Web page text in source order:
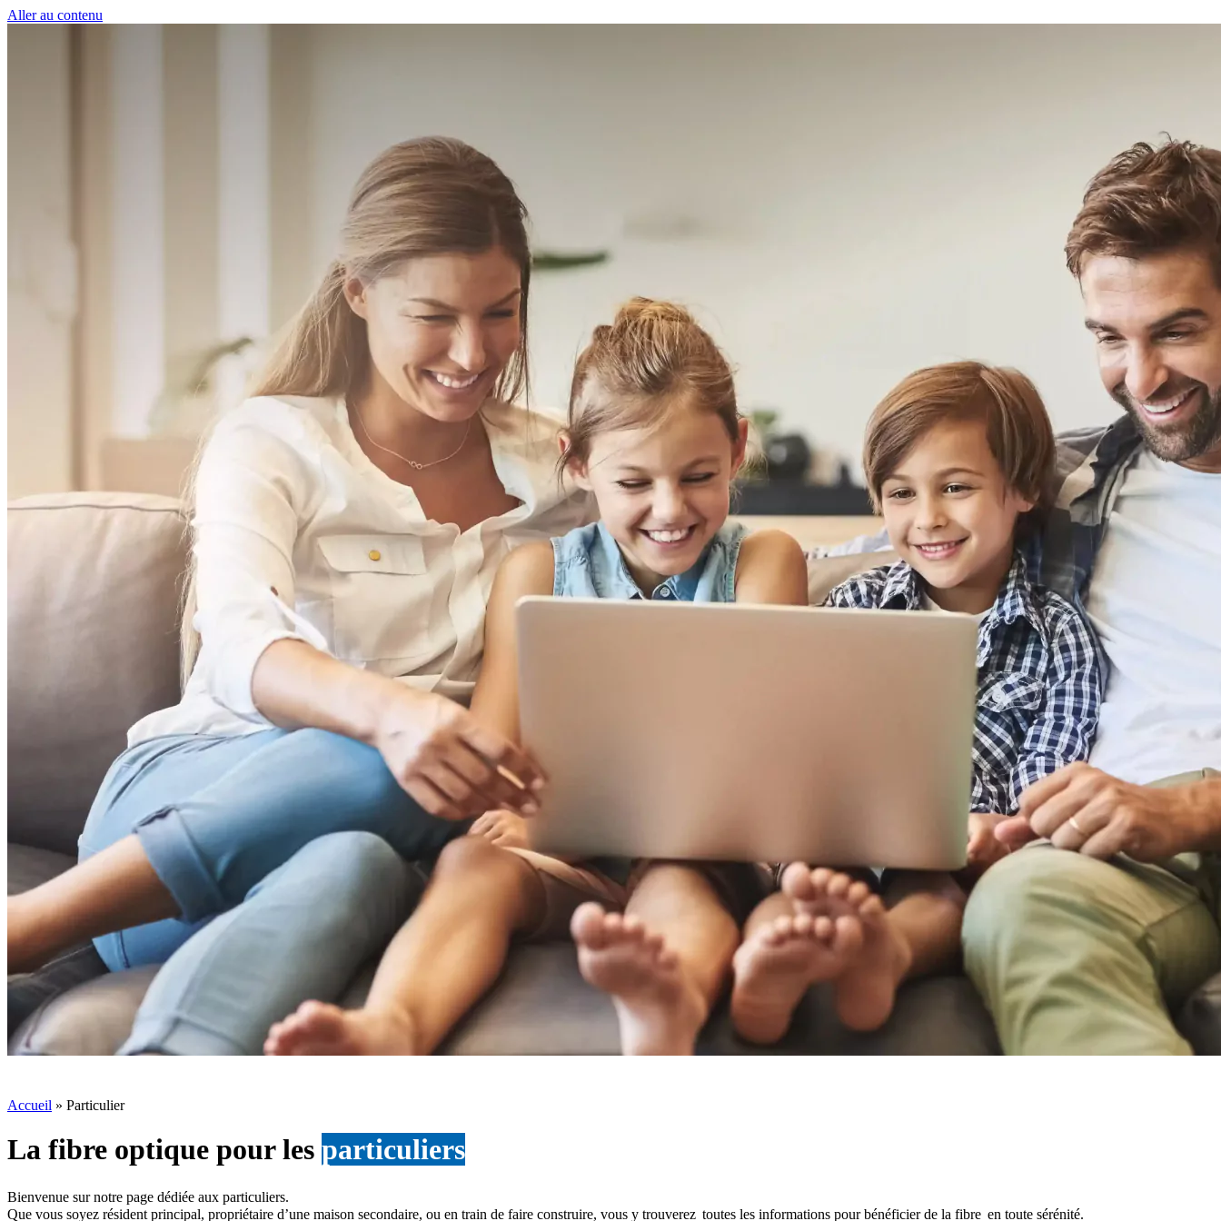
Aller au contenu
Accueil » Particulier
La fibre optique pour les particuliers
Bienvenue sur notre page dédiée aux particuliers.
Que vous soyez résident principal, propriétaire d’une maison secondaire, ou en train de faire construire, vous y trouverez toutes les informations pour bénéficier de la fibre en toute sérénité.
Panneau de gestion des cookies